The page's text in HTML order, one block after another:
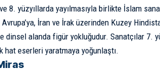
ve 8. yüzyıllarda yayılmasıyla birlikte İslam
İran ve İrak üzerinden Kuzey
dinsel alanda figür yokluğudur. Sanatçılar 7.
hat eserleri yaratmaya yoğunlaştı.